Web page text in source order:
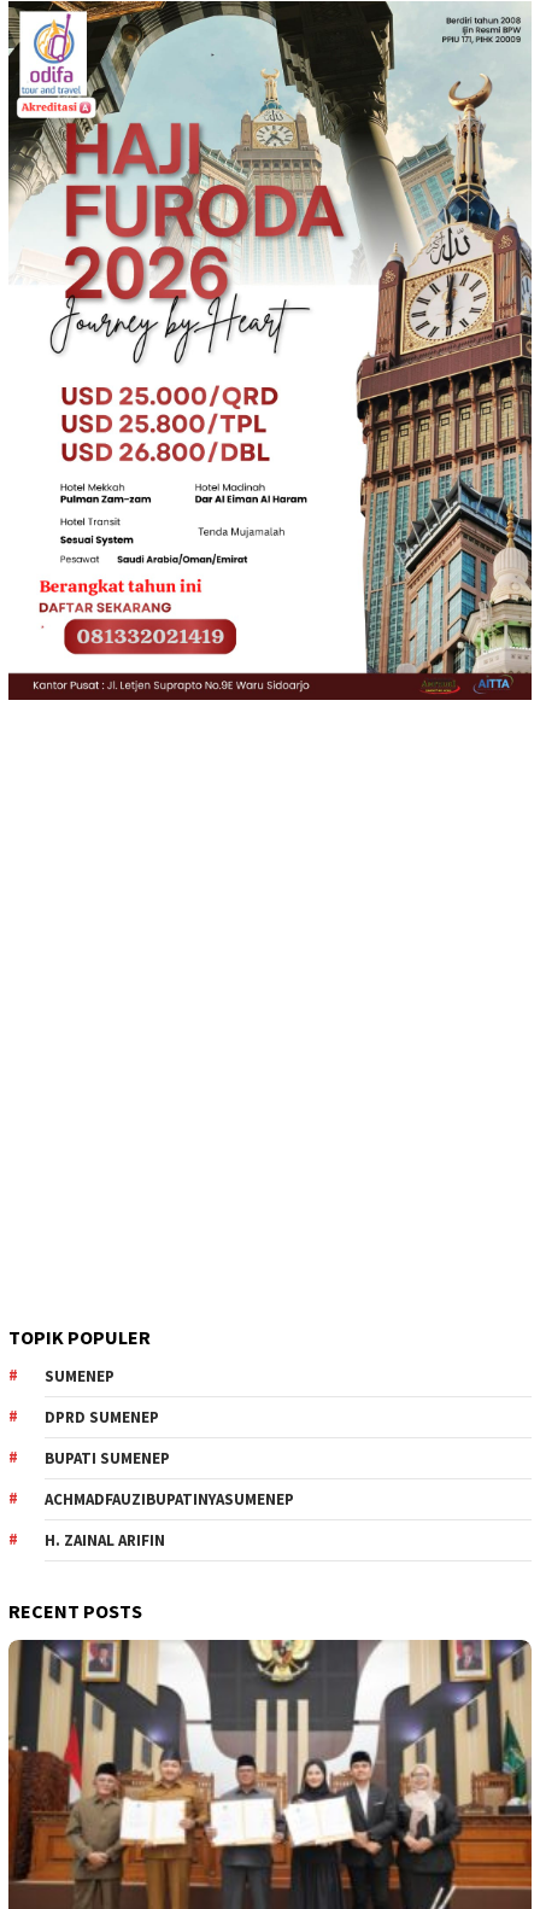
TOPIK POPULER
SUMENEP
DPRD SUMENEP
BUPATI SUMENEP
ACHMADFAUZIBUPATINYASUMENEP
H. ZAINAL ARIFIN
RECENT POSTS